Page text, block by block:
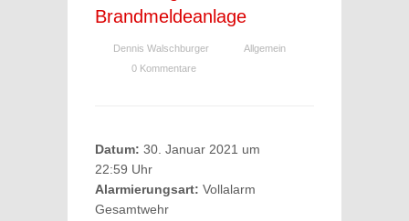
Brandmeldeanlage
Dennis Walschburger
Allgemein
0 Kommentare
Datum: 30. Januar 2021 um
22:59 Uhr
Alarmierungsart: Vollalarm
Gesamtwehr